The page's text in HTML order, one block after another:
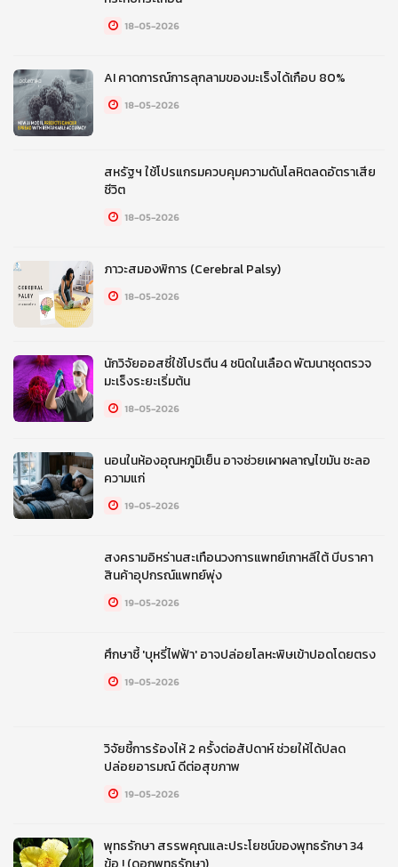
18-05-2026
AI คาดการณ์การลุกลามของมะเร็งได้เกือบ 80%
18-05-2026
สหรัฐฯ ใช้โปรแกรมควบคุมความดันโลหิตลดอัตราเสีย
ชีวิต
18-05-2026
ภาวะสมองพิการ (Cerebral Palsy)
18-05-2026
นักวิจัยออสซี่ใช้โปรตีน 4 ชนิดในเลือด พัฒนาชุดตรวจ
มะเร็งระยะเริ่มต้น
18-05-2026
นอนในห้องอุณหภูมิเย็น อาจช่วยเผาผลาญไขมัน ชะลอ
ความแก่
19-05-2026
สงครามอิหร่านสะเทือนวงการแพทย์เกาหลีใต้ บีบราคา
สินค้าอุปกรณ์แพทย์พุ่ง
19-05-2026
ศึกษาชี้ 'บุหรี่ไฟฟ้า' อาจปล่อยโลหะพิษเข้าปอดโดยตรง
19-05-2026
วิจัยชี้การร้องไห้ 2 ครั้งต่อสัปดาห์ ช่วยให้ได้ปลด
ปล่อยอารมณ์ ดีต่อสุขภาพ
19-05-2026
พุทธรักษา สรรพคุณและประโยชน์ของพุทธรักษา 34